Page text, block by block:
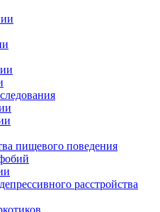
пищевого поведения
расстройства